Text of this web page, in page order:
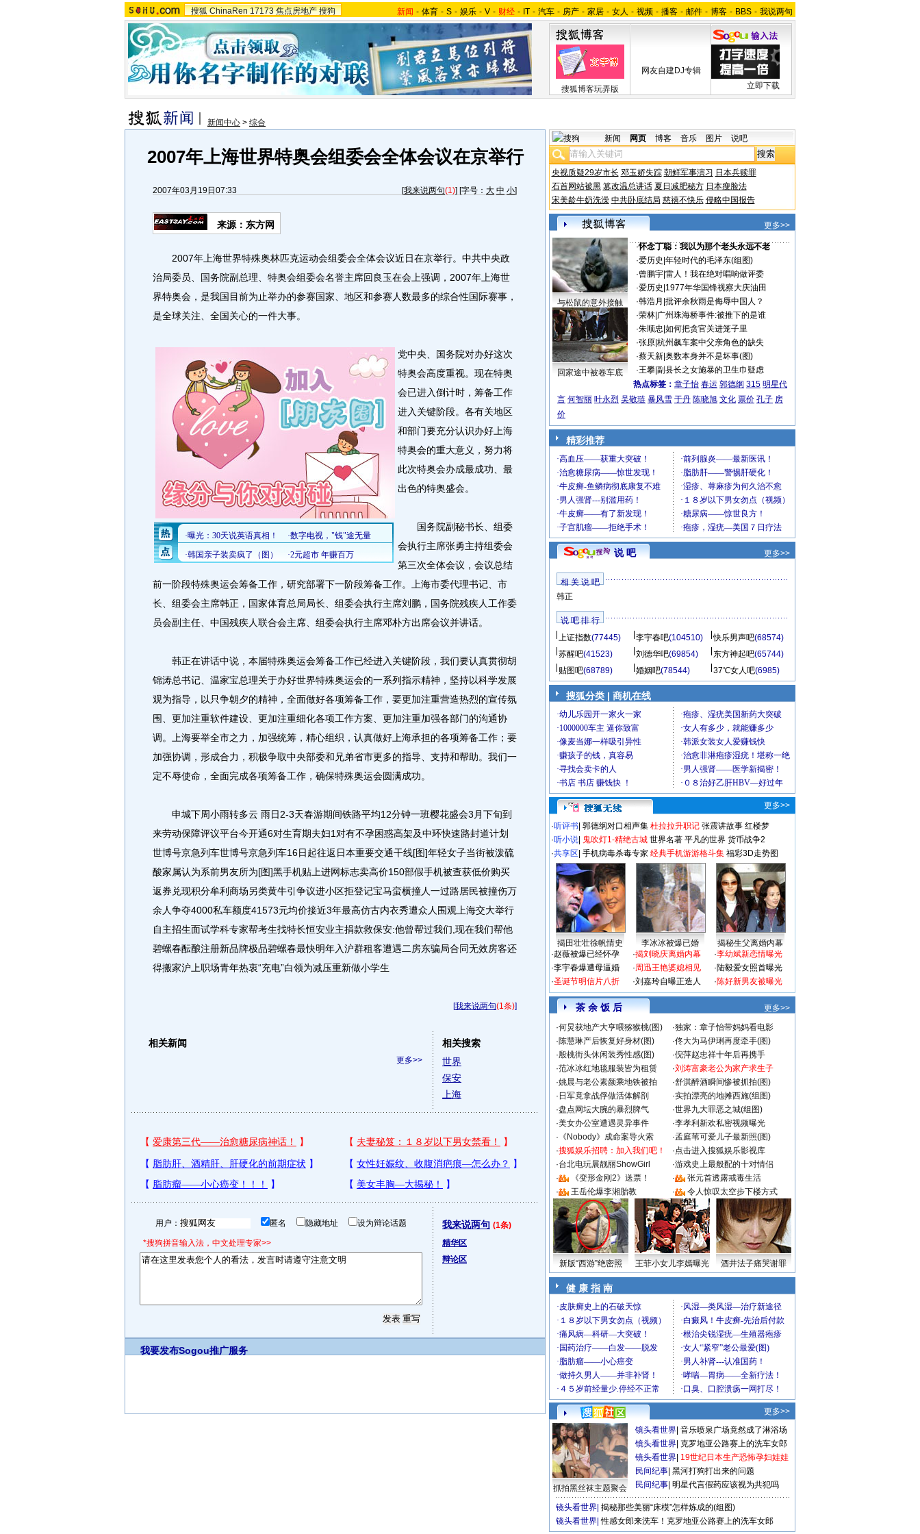
搜狐 ChinaRen 17173 焦点房地产 搜狗 新闻 - 体育 - S - 娱乐 - V - 财经 - IT - 汽车 - 房产 - 家居 - 女人 - 视频 - 播客 - 邮件 - 博客 - BBS - 我说两句
搜狐博客玩弄版
网友自建DJ专辑
立即下载
新闻中心 > 综合
2007年上海世界特奥会组委会全体会议在京举行
2007年03月19日07:33 [我来说两句(1)] [字号： 大 中 小]
来源：东方网
2007年上海世界特殊奥林匹克运动会组委会全体会议近日在京举行。中共中央政
治局委员、国务院副总理、特奥会组委会名誉主席回良玉在会上强调，2007年上海世
界特奥会，是我国目前为止举办的参赛国家、地区和参赛人数最多的综合性国际赛事，
是全球关注、全国关心的一件大事。
党中央、国务院对办好这次
特奥会高度重视。现在特奥
会已进入倒计时，筹备工作
进入关键阶段。各有关地区
和部门要充分认识办好上海
特奥会的重大意义，努力将
此次特奥会办成最成功、最
出色的特奥盛会。
国务院副秘书长、组委
会执行主席张勇主持组委会
第三次全体会议，会议总结
前一阶段特殊奥运会筹备工作，研究部署下一阶段筹备工作。上海市委代理书记、市
长、组委会主席韩正，国家体育总局局长、组委会执行主席刘鹏，国务院残疾人工作委
员会副主任、中国残疾人联合会主席、组委会执行主席邓朴方出席会议并讲话。
韩正在讲话中说，本届特殊奥运会筹备工作已经进入关键阶段，我们要认真贯彻胡
锦涛总书记、温家宝总理关于办好世界特殊奥运会的一系列指示精神，坚持以科学发展
观为指导，以只争朝夕的精神，全面做好各项筹备工作，要更加注重营造热烈的宣传氛
围、更加注重软件建设、更加注重细化各项工作方案、更加注重加强各部门的沟通协
调。上海要举全市之力，加强统筹，精心组织，认真做好上海承担的各项筹备工作；要
加强协调，形成合力，积极争取中央部委和兄弟省市更多的指导、支持和帮助。我们一
定不辱使命，全面完成各项筹备工作，确保特殊奥运会圆满成功。
申城下周小雨转多云 雨日2-3天春游期间铁路平均12分钟一班樱花盛会3月下旬到
来劳动保障评议平台今开通6对生育期夫妇1对有不孕困惑高架及中环快速路封道计划
世博号京急列车世博号京急列车16日起往返日本重要交通干线[图]年轻女子当街被泼硫
酸家属认为系前男友所为[图]黑手机贴上进网标志卖高价150部假手机被查获低价购买
返券兑现积分牟利商场另类黄牛引争议进小区拒登记宝马蛮横撞人一过路居民被撞伤万
余人争夺4000私车额度41573元均价接近3年最高仿古内衣秀遭众人围观上海交大举行
自主招生面试学科专家帮考生找特长恒安业主捐款救保安:他曾帮过我们,现在我们帮他
碧螺春酝酿注册新品牌极品碧螺春最快明年入沪群租客遭遇二房东骗局合同无效房客还
得搬家沪上职场青年热衷“充电”白领为减压重新做小学生
[我来说两句(1条)]
相关新闻
更多>>
相关搜索
世界
保安
上海
用户： 匿名 隐藏地址 设为辩论话题
*搜狗拼音输入法，中文处理专家>>
我来说两句 (1条)
精华区
辩论区
我要发布Sogou推广服务
新闻 网页 博客 音乐 图片 说吧
央视质疑29岁市长 邓玉娇失踪 朝鲜军事演习 日本兵赎罪
石首网站被黑 篡改温总讲话 夏日减肥秘方 日本瘦脸法
宋美龄牛奶洗澡 中共卧底结局 慈禧不快乐 侵略中国报告
更多>>
与松鼠的意外接触
回家途中被卷车底
·怀念丁聪：我以为那个老头永远不老
·爱历史 年轻时代的毛泽东(组图)
·曾鹏宇| 雷人！我在绝对唱响做评委
·爱历史 1977年华国锋视察大庆油田
·韩浩月 批评余秋雨是侮辱中国人？
·荣林| 广州珠海桥事件:被推下的是谁
·朱顺忠 如何把贪官关进笼子里
·张原| 杭州飙车案中父亲角色的缺失
·蔡天新| 奥数本身并不是坏事(图)
·王攀| 副县长之女施暴的卫生巾疑虑
热点标签： 章子怡 春运 郭德纲 315 明星代
言 何智丽 叶永烈 吴敬琏 暴风雪 于丹 陈晓旭 文化 票价 孔子 房
价
精彩推荐
说 吧 更多>>
相 关 说 吧
韩正
说 吧 排 行
上证指数(77445) 李宇春吧(104510) 快乐男声吧(68574)
苏醒吧(41523) 刘德华吧(69854) 东方神起吧(65744)
贴图吧(68789) 婚姻吧(78544) 37℃女人吧(6985)
搜狐分类 | 商机在线
更多>>
·听评书 郭德纲对口相声集 杜拉拉升职记 张震讲故事 红楼梦
·听小说 鬼吹灯1-精绝古城 世界名著 平凡的世界 货币战争2
·共享区 手机病毒杀毒专家 经典手机游游格斗集 福彩3D走势图
揭田壮壮徐帆情史 李冰冰被爆已婚
揭秘生父离婚内幕
·赵薇被爆已经怀孕
·李宇春爆遭母逼婚
·圣诞节明信片八折
·揭刘晓庆离婚内幕
·周迅王艳婆媳相见
·刘嘉玲自曝正造人
·李幼斌新恋情曝光
·陆毅爱女照首曝光
·陈好新男友被曝光
茶 余 饭 后
更多>>
·何炅获地产大亨喂猕猴桃(图) ·独家：章子怡带妈妈看电影
·陈慧琳产后恢复好身材(图) ·佟大为马伊琍再度牵手(图)
·殷桃街头休闲装秀性感(图) ·倪萍赵忠祥十年后再携手
·范冰冰红地毯服装皆为租赁 ·刘涛富豪老公为家产求生子
·姚晨与老公素颜乘地铁被拍 ·舒淇醉酒瞬间惨被抓拍(图)
· 日军竟拿战俘做活体解剖 ·实拍漂亮的地摊西施(组图)
·盘点网坛大腕的暴烈脾气 ·世界九大罪恶之城(组图)
·美女办公室遭遇灵异事件 ·李孝利新欢私密视频曝光
· 《Nobody》成命案导火索 ·孟庭苇可爱儿子最新照(图)
·搜狐娱乐招聘：加入我们吧！ ·点击进入搜狐娱乐影视库
·台北电玩展靓丽ShowGirl ·游戏史上最般配的十对情侣
·
《变形金刚2》送票！ ·
张元首透露戒毒生活
·
王岳伦爆李湘胎教 · 令人惊叹太空步下楼方式
新版“西游”绝密照 王菲小女儿李嫣曝光 酒井法子痛哭谢罪
健 康 指 南
更多>>
抓拍黑丝袜主题聚会
镜头看世界 音乐喷泉广场竟然成了淋浴场
镜头看世界 克罗地亚公路赛上的洗车女郎
镜头看世界 19世纪日本生产恐怖孕妇娃娃
民间纪事 黑河打狗打出来的问题
民间纪事 明星代言假药应该视为共犯吗
镜头看世界 揭秘那些美丽“床模”怎样炼成的(组图)
镜头看世界 性感女郎来洗车！克罗地亚公路赛上的洗车女郎